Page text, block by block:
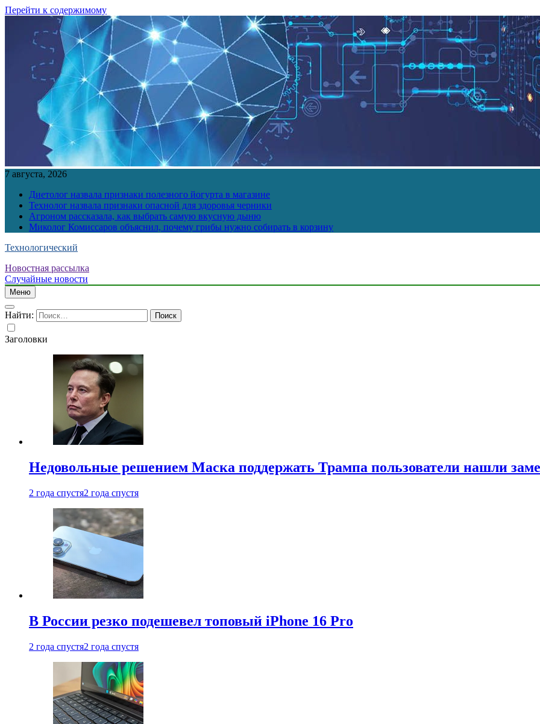
Перейти к содержимому
7 августа, 2026
Диетолог назвала признаки полезного йогурта в магазине
Технолог назвала признаки опасной для здоровья черники
Агроном рассказала, как выбрать самую вкусную дыню
Миколог Комиссаров объяснил, почему грибы нужно собирать в корзину
Технологический
Новостная рассылка
Случайные новости
Меню
Найти:
Заголовки
Недовольные решением Маска поддержать Трампа пользователи нашли
2 года спустя2 года спустя
В России резко подешевел топовый iPhone 16 Pro
2 года спустя2 года спустя